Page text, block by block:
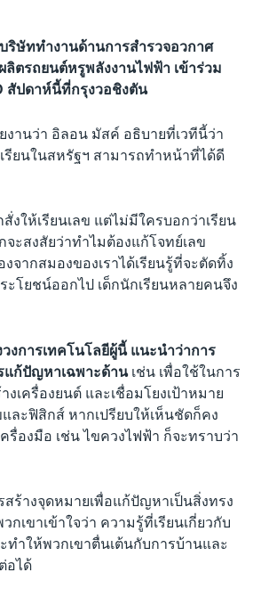
ษัททำงานด้านการสำรวจอวกาศ
ลิตรถยนต์หรูพลังงานไฟฟ้า เข้าร่วม
สัปดาห์นี้ที่กรุงวอชิงตัน
งานว่า อิลอน มัสค์ อธิบายที่เวทีนี้ว่า
เรียนในสหรัฐฯ สามารถทำหน้าที่ได้ดี
งให้เรียนเลข แต่ไม่มีใครบอกว่าเรียน
จะสงสัยว่าทำไมต้องแก้โจทย์เลข
จากสมองของเราได้เรียนรู้ที่จะตัดทิ้ง
โยชน์ออกไป เด็กนักเรียนหลายคนจึง
การเทคโนโลยีผู้นี้ แนะนำว่าการ
แก้ปัญหาเฉพาะด้านเช่น เพื่อใช้ในการ
งเครื่องยนต์ และเชื่อมโยงเป้าหมาย
และฟิสิกส์ หากเปรียบให้เห็นชัดก็คง
รื่องมือ เช่น ไขควงไฟฟ้า ก็จะทราบว่า
ร้างจุดหมายเพื่อแก้ปัญหาเป็นสิ่งทรง
เขาเข้าใจว่า ความรู้ที่เรียนเกี่ยวกับ
ทำให้พวกเขาตื่นเต้นกับการบ้านและ
อได้